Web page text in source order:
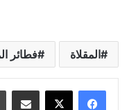
المقلاة فطائر
مشاركة